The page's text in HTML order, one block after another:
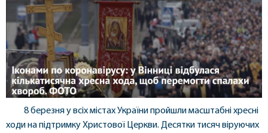
8 березня у всіх містах України пройшли масштабні хресні
ходи на підтримку Христової Церкви. Десятки тисяч віруючих